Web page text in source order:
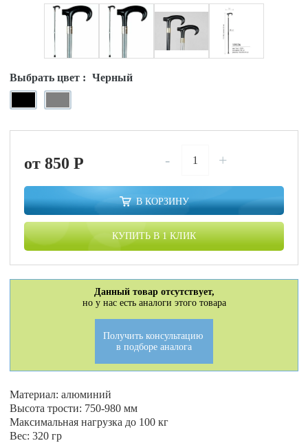
Выбрать цвет : Черный
от 850P - +
В КОРЗИНУ
КУПИТЬ В 1 КЛИК
Данный товар отсутствует,
но у нас есть аналоги этого товара
Получить консультацию
в подборе аналога
Материал: алюминий
Высота трости: 750-980 мм
Максимальная нагрузка до 100 кг
Вес: 320 гр